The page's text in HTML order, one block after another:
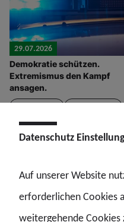
29.07.2026
Demokratie schützen.
Extremismus den Kampf
ansagen.
Terrorismus
Extremismus
Bund
Datenschutz
Auf unserer Website
erforderlichen Cookies
weitergehende Cookies